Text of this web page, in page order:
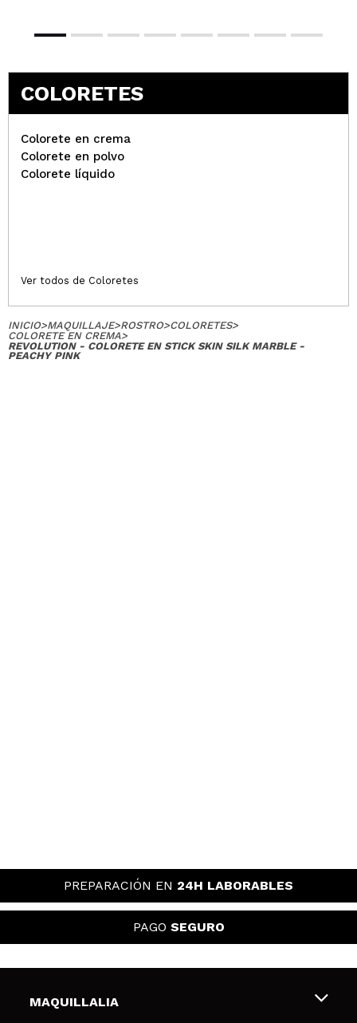
COLORETES
Colorete en crema
Colorete en polvo
Colorete líquido
Ver todos de Coloretes
INICIO>MAQUILLAJE>ROSTRO>COLORETES>
COLORETE EN CREMA>
REVOLUTION - COLORETE EN STICK SKIN SILK MARBLE -
PEACHY PINK
PREPARACIÓN EN 24H LABORABLES
PAGO SEGURO
MAQUILLALIA